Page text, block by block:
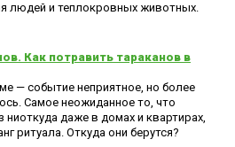
людей и теплокровных животных.
Как потравить тараканов в
— событие неприятное, но более
Самое неожиданное то, что
даже в домах и квартирах,
ритуала. Откуда они берутся?